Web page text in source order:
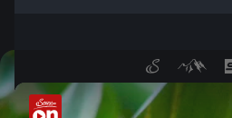
Riesig groß &